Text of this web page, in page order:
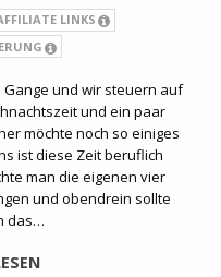
LINKS
und wir steuern auf
und ein paar
möchte noch so einiges
ist diese Zeit beruflich
man die eigenen vier
und obendrein sollte
das…